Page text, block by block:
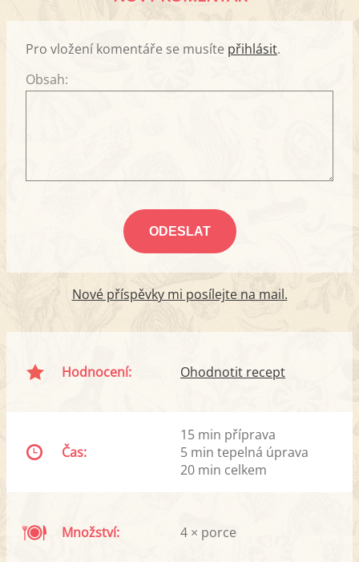
Pro vložení komentáře se musíte přihlásit.
Obsah:
Nové příspěvky mi posílejte na mail.
Hodnocení: Ohodnotit recept
Čas:
15 min příprava
5 min tepelná úprava
20 min celkem
Množství: 4 × porce